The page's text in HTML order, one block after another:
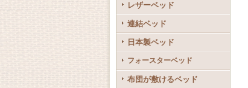
レザーベッド
連結ベッド
日本製ベッド
フォースターベッド
布団が敷けるベッド